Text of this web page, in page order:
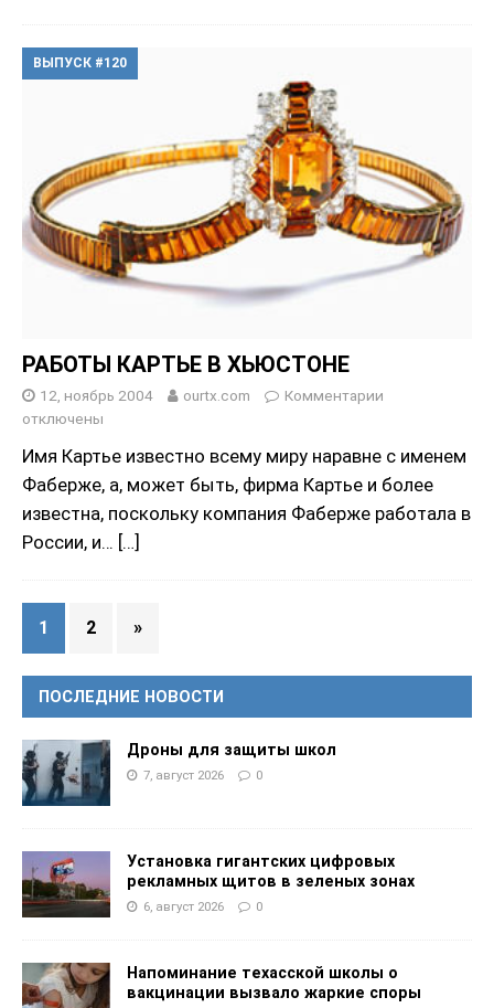
ВЫПУСК #120
РАБОТЫ КАРТЬЕ В ХЬЮСТОНЕ
12, ноябрь 2004 ourtx.com
Комментарии
отключены
Имя Картье известно всему миру наравне с именем
Фаберже, а, может быть, фирма Картье и более
известна, поскольку компания Фаберже работала в
России, и… […]
1 2 »
ПОСЛЕДНИЕ НОВОСТИ
Дроны для защиты школ
7, август 2026 0
Установка гигантских цифровых
рекламных щитов в зеленых зонах
6, август 2026 0
Напоминание техасской школы о
вакцинации вызвало жаркие споры